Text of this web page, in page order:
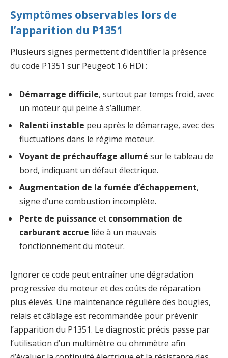
Symptômes observables lors de
l’apparition du P1351
Plusieurs signes permettent d’identifier la présence
du code P1351 sur Peugeot 1.6 HDi :
Démarrage difficile, surtout par temps froid, avec
un moteur qui peine à s’allumer.
Ralenti instable peu après le démarrage, avec des
fluctuations dans le régime moteur.
Voyant de préchauffage allumé sur le tableau de
bord, indiquant un défaut électrique.
Augmentation de la fumée d’échappement,
signe d’une combustion incomplète.
Perte de puissance et consommation de
carburant accrue liée à un mauvais
fonctionnement du moteur.
Ignorer ce code peut entraîner une dégradation
progressive du moteur et des coûts de réparation
plus élevés. Une maintenance régulière des bougies,
relais et câblage est recommandée pour prévenir
l’apparition du P1351. Le diagnostic précis passe par
l’utilisation d’un multimètre ou ohmmètre afin